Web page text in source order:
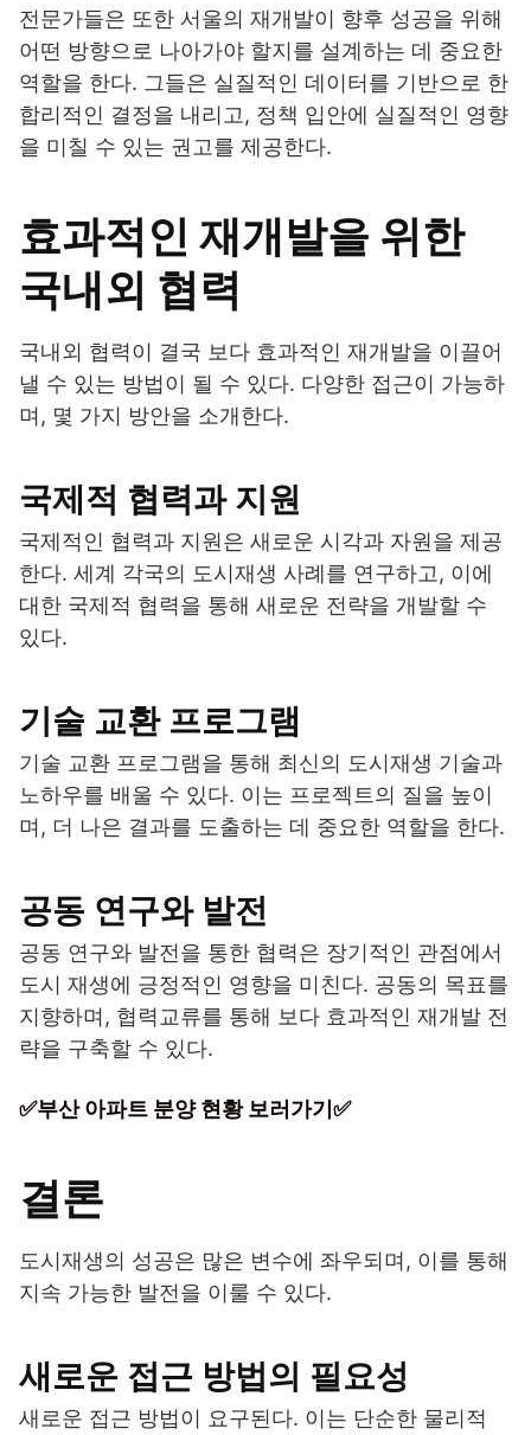
전문가들은 또한 서울의 재개발이 향후 성공을 위해
어떤 방향으로 나아가야 할지를 설계하는 데 중요한
역할을 한다. 그들은 실질적인 데이터를 기반으로 한
합리적인 결정을 내리고, 정책 입안에 실질적인 영향
을 미칠 수 있는 권고를 제공한다.
효과적인 재개발을 위한
국내외 협력
국내외 협력이 결국 보다 효과적인 재개발을 이끌어
낼 수 있는 방법이 될 수 있다. 다양한 접근이 가능하
며, 몇 가지 방안을 소개한다.
국제적 협력과 지원
국제적인 협력과 지원은 새로운 시각과 자원을 제공
한다. 세계 각국의 도시재생 사례를 연구하고, 이에
대한 국제적 협력을 통해 새로운 전략을 개발할 수
있다.
기술 교환 프로그램
기술 교환 프로그램을 통해 최신의 도시재생 기술과
노하우를 배울 수 있다. 이는 프로젝트의 질을 높이
며, 더 나은 결과를 도출하는 데 중요한 역할을 한다.
공동 연구와 발전
공동 연구와 발전을 통한 협력은 장기적인 관점에서
도시 재생에 긍정적인 영향을 미친다. 공동의 목표를
지향하며, 협력교류를 통해 보다 효과적인 재개발 전
략을 구축할 수 있다.
✅부산 아파트 분양 현황 보러가기✅
결론
도시재생의 성공은 많은 변수에 좌우되며, 이를 통해
지속 가능한 발전을 이룰 수 있다.
새로운 접근 방법의 필요성
새로운 접근 방법이 요구된다. 이는 단순한 물리적